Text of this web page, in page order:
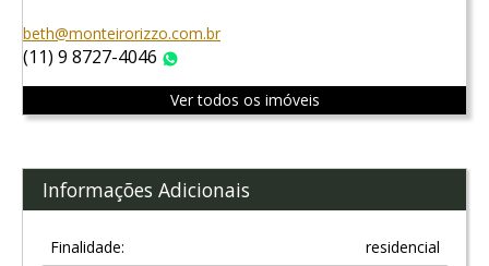
beth@monteirorizzo.com.br
(11) 9 8727-4046
Ver todos os imóveis
Informações Adicionais
Finalidade: residencial